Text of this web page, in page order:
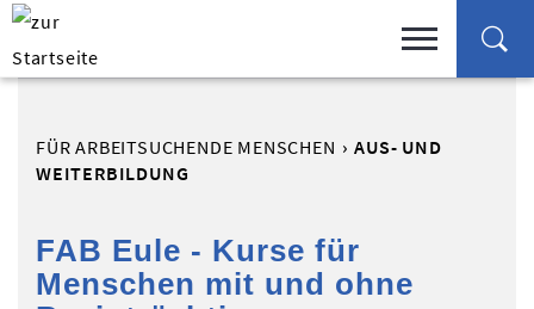
FÜR ARBEITSUCHENDE MENSCHEN
AUS- UND
WEITERBILDUNG
FAB Eule - Kurse für
Menschen mit und ohne